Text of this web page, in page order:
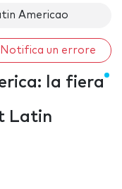
Americao
Notifica un errore
la fiera
Latin